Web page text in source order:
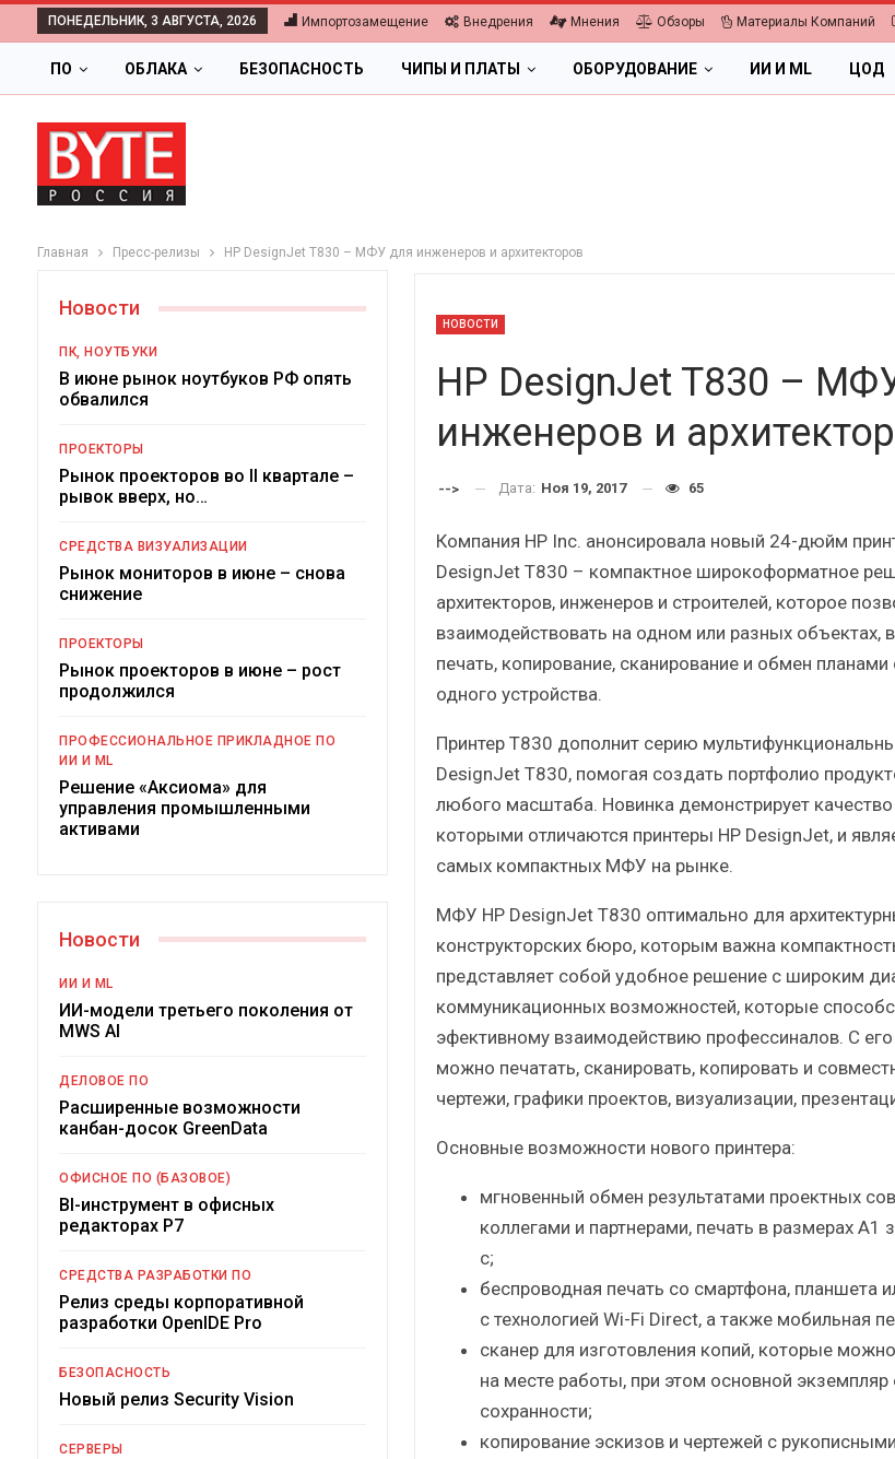
ПОНЕДЕЛЬНИК, 3 АВГУСТА, 2026 Импортозамещение Внедрения Мнения Обзоры Материалы Компаний
ПО ОБЛАКА БЕЗОПАСНОСТЬ ЧИПЫ И ПЛАТЫ ОБОРУДОВАНИЕ ИИ И ML ЦОД
Главная Пресс-релизы HP DesignJet T830 – МФУ для инженеров и архитекторов
НОВОСТИ
HP DesignJet T830 –
инженеров и
--> Дата: Ноя 19, 2017 65
Компания HP Inc. анонсировала новый 24-дюйм
DesignJet T830 – компактное широкоформатное
архитекторов, инженеров и строителей, которое
взаимодействовать на одном или разных объектах,
печать, копирование, сканирование и обмен
одного устройства.
Принтер T830 дополнит серию
DesignJet T830, помогая создать портфолио
любого масштаба. Новинка демонстрирует
которыми отличаются принтеры HP DesignJet, и
самых компактных МФУ на рынке.
МФУ HP DesignJet T830 оптимально для
конструкторских бюро, которым важна
представляет собой удобное решение с широким
коммуникационных возможностей, которые
эфективному взаимодействию профессиналов. С
можно печатать, сканировать, копировать и
чертежи, графики проектов, визуализации,
Основные возможности нового принтера:
мгновенный обмен результатами проектных
коллегами и партнерами, печать в размерах A1
с;
беспроводная печать со смартфона, планшета
с технологией Wi-Fi Direct, а также мобильная
сканер для изготовления копий, которые
на месте работы, при этом основной экземпляр
сохранности;
копирование эскизов и чертежей с
Новости
ПК, НОУТБУКИ
В июне рынок ноутбуков РФ опять
обвалился
ПРОЕКТОРЫ
Рынок проекторов во II квартале –
рывок вверх, но…
СРЕДСТВА ВИЗУАЛИЗАЦИИ
Рынок мониторов в июне – снова
снижение
ПРОЕКТОРЫ
Рынок проекторов в июне – рост
продолжился
ПРОФЕССИОНАЛЬНОЕ ПРИКЛАДНОЕ ПО
ИИ И ML
Решение «Аксиома» для
управления промышленными
активами
Новости
ИИ И ML
ИИ-модели третьего поколения от
MWS AI
ДЕЛОВОЕ ПО
Расширенные возможности
канбан-досок GreenData
ОФИСНОЕ ПО (БАЗОВОЕ)
BI-инструмент в офисных
редакторах Р7
СРЕДСТВА РАЗРАБОТКИ ПО
Релиз среды корпоративной
разработки OpenIDE Pro
БЕЗОПАСНОСТЬ
Новый релиз Security Vision
СЕРВЕРЫ
ОБЛАКА
Краткий статистический
ИБП
российский рынок ИБП?